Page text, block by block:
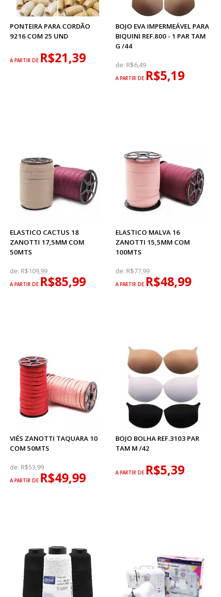
PONTEIRA PARA CORDÃO
9216 COM 25 UND
A PARTIR DE R$21,39
BOJO EVA IMPERMEÁVEL PARA
BIQUINI REF.800 - 1 PAR TAM
G /44
de: R$6,49
A PARTIR DE R$5,19
ELASTICO CACTUS 18
ZANOTTI 17,5MM COM
50MTS
de: R$109,99
A PARTIR DE R$85,99
ELASTICO MALVA 16
ZANOTTI 15,5MM COM
100MTS
de: R$77,99
A PARTIR DE R$48,99
VIÉS ZANOTTI TAQUARA 10
COM 50MTS
de: R$53,99
A PARTIR DE R$49,99
BOJO BOLHA REF.3103 PAR
TAM M /42
A PARTIR DE R$5,39